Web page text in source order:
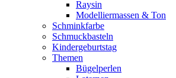
Raysin
Modelliermassen & Ton
Schminkfarbe
Schmuckbasteln
Kindergeburtstag
Themen
Bügelperlen